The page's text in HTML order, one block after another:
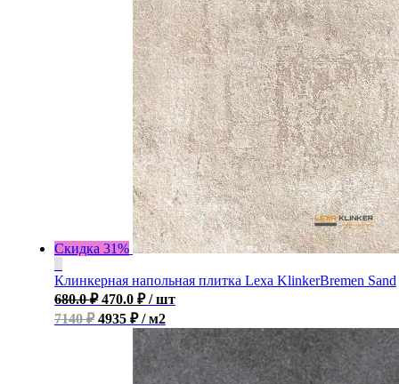
Скидка 31%
Клинкерная напольная плитка Lexa KlinkerBremen Sand
680.0₽ 470.0 ₽ / шт
7140 ₽4935 ₽ / м2